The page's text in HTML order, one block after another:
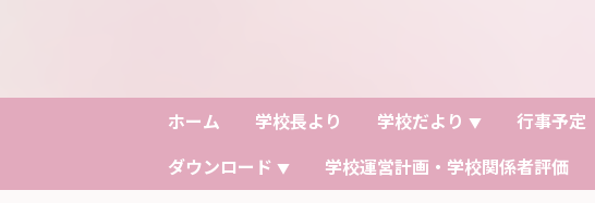
ホーム 学校長より 学校だより ▼ 行事予定
ダウンロード ▼ 学校運営計画・学校関係者評価